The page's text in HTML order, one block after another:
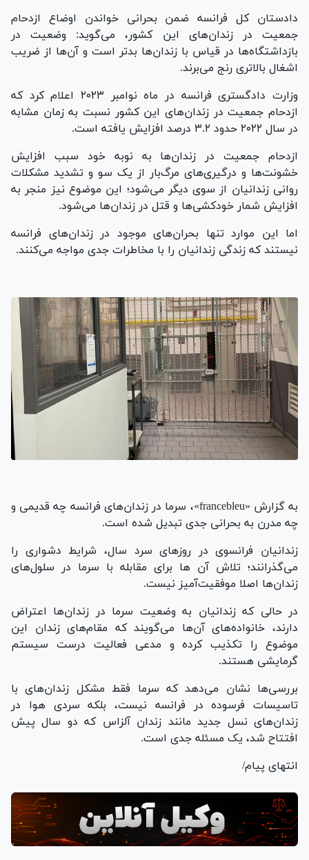
دادستان کل فرانسه ضمن بحرانی خواندن اوضاع ازدحام
جمعیت در زندان‌های این کشور، می‌گوید: وضعیت در
بازداشتگاه‌ها در قیاس با زندان‌ها بدتر است و آن‌ها از ضریب
اشغال بالاتری رنج می‌برند.
وزارت دادگستری فرانسه در ماه نوامبر ۲۰۲۳ اعلام کرد که
ازدحام جمعیت در زندان‌های این کشور نسبت به زمان مشابه
در سال ۲۰۲۲ حدود ۳.۲ درصد افزایش یافته است.
ازدحام جمعیت در زندان‌ها به نوبه خود سبب افزایش
خشونت‌ها و درگیری‌های مرگ‌بار از یک سو و تشدید مشکلات
روانی زندانیان از سوی دیگر می‌شود؛ این موضوع نیز منجر به
افزایش شمار خودکشی‌ها و قتل در زندان‌ها می‌شود.
اما این موارد تنها بحران‌های موجود در زندان‌های فرانسه
نیستند که زندگی زندانیان را با مخاطرات جدی مواجه می‌کنند.
به گزارش «francebleu»، سرما در زندان‌های فرانسه چه قدیمی و
چه مدرن به بحرانی جدی تبدیل شده است.
زندانیان فرانسوی در روز‌های سرد سال، شرایط دشواری را
می‌گذرانند؛ تلاش آن ها برای مقابله با سرما در سلول‌های
زندان‌ها اصلا موفقیت‌آمیز نیست.
در حالی که زندانیان به وضعیت سرما در زندان‌ها اعتراض
دارند، خانواده‌های آن‌ها می‌گویند که مقام‌های زندان این
موضوع را تکذیب کرده و مدعی فعالیت درست سیستم
گرمایشی هستند.
بررسی‌ها نشان می‌دهد که سرما فقط مشکل زندان‌های با
تاسیسات فرسوده در فرانسه نیست، بلکه سردی هوا در
زندان‌های نسل جدید مانند زندان آلزاس که دو سال پیش
افتتاح شد، یک مسئله جدی است.
انتهای پیام/